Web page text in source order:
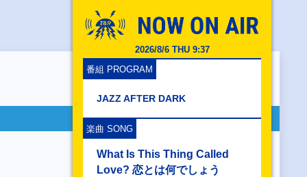
2026/8/6 THU 9:37
番組 PROGRAM
JAZZ AFTER DARK
楽曲 SONG
What Is This Thing Called
Love? 恋とは何でしょう